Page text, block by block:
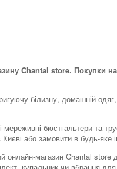
Chantal store. Покупки на
білизну, домашній
бюстгальтери та
або замовити в будь-яке
онлайн-магазин Chantal